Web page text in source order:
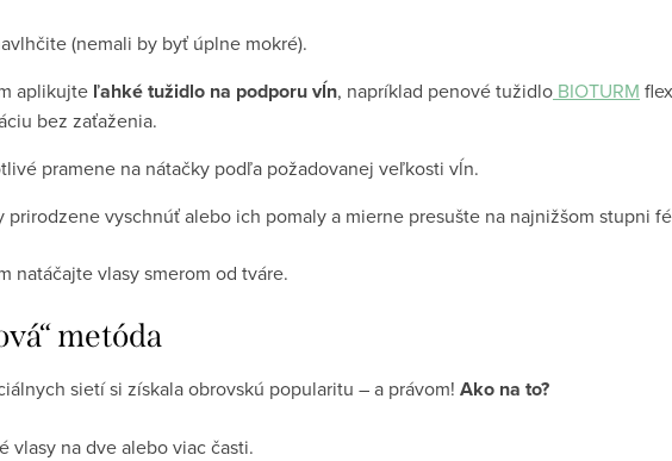
(nemali by byť úplne mokré).
aplikujte ľahké tužidlo na podporu vĺn, napríklad penové tužidlo BIOTURM
bez zaťaženia.
pramene na nátačky podľa požadovanej veľkosti vĺn.
prirodzene vyschnúť alebo ich pomaly a mierne presušte na najnižšom stupni
natáčajte vlasy smerom od tváre.
metóda
sietí si získala obrovskú popularitu – a právom! Ako na to?
vlasy na dve alebo viac časti.